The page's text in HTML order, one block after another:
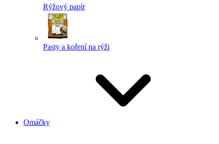
Rýžový papír
Pasty a koření na rýži
Omáčky